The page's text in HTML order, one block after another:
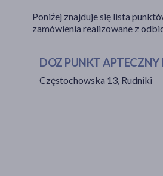
Poniżej znajduje się lista
zamówienia realizowane z
DOZ PUNKT
Częstochowska 13, Rudniki